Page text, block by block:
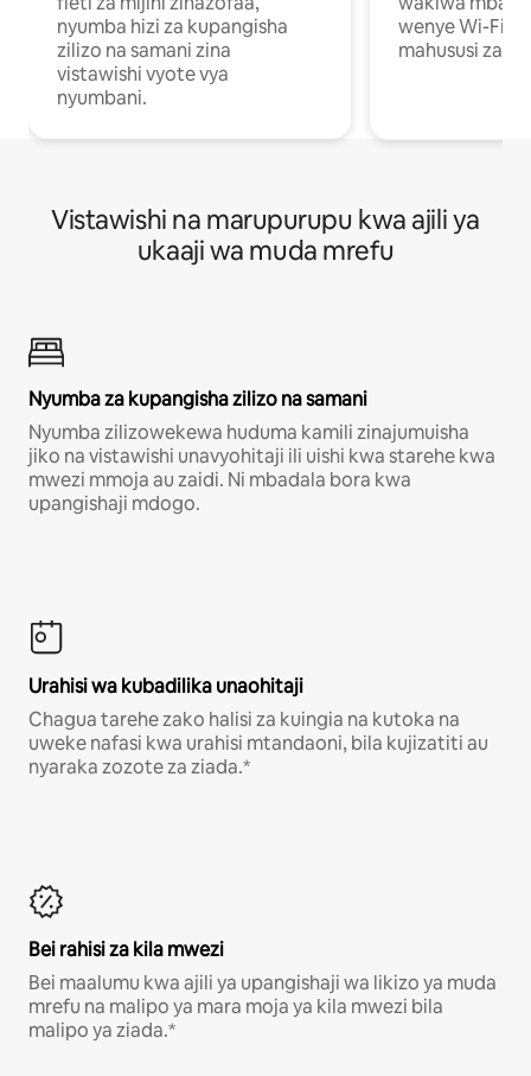
nyumba hizi za kupangisha
zilizo na samani zina
vistawishi vyote vya
nyumbani.
wenye Wi-Fi
mahususi za
Vistawishi na marupurupu kwa ajili ya
ukaaji wa muda mrefu
Nyumba za kupangisha zilizo na samani
Nyumba zilizowekewa huduma kamili zinajumuisha
jiko na vistawishi unavyohitaji ili uishi kwa starehe kwa
mwezi mmoja au zaidi. Ni mbadala bora kwa
upangishaji mdogo.
Urahisi wa kubadilika unaohitaji
Chagua tarehe zako halisi za kuingia na kutoka na
uweke nafasi kwa urahisi mtandaoni, bila kujizatiti au
nyaraka zozote za ziada.*
Bei rahisi za kila mwezi
Bei maalumu kwa ajili ya upangishaji wa likizo ya muda
mrefu na malipo ya mara moja ya kila mwezi bila
malipo ya ziada.*